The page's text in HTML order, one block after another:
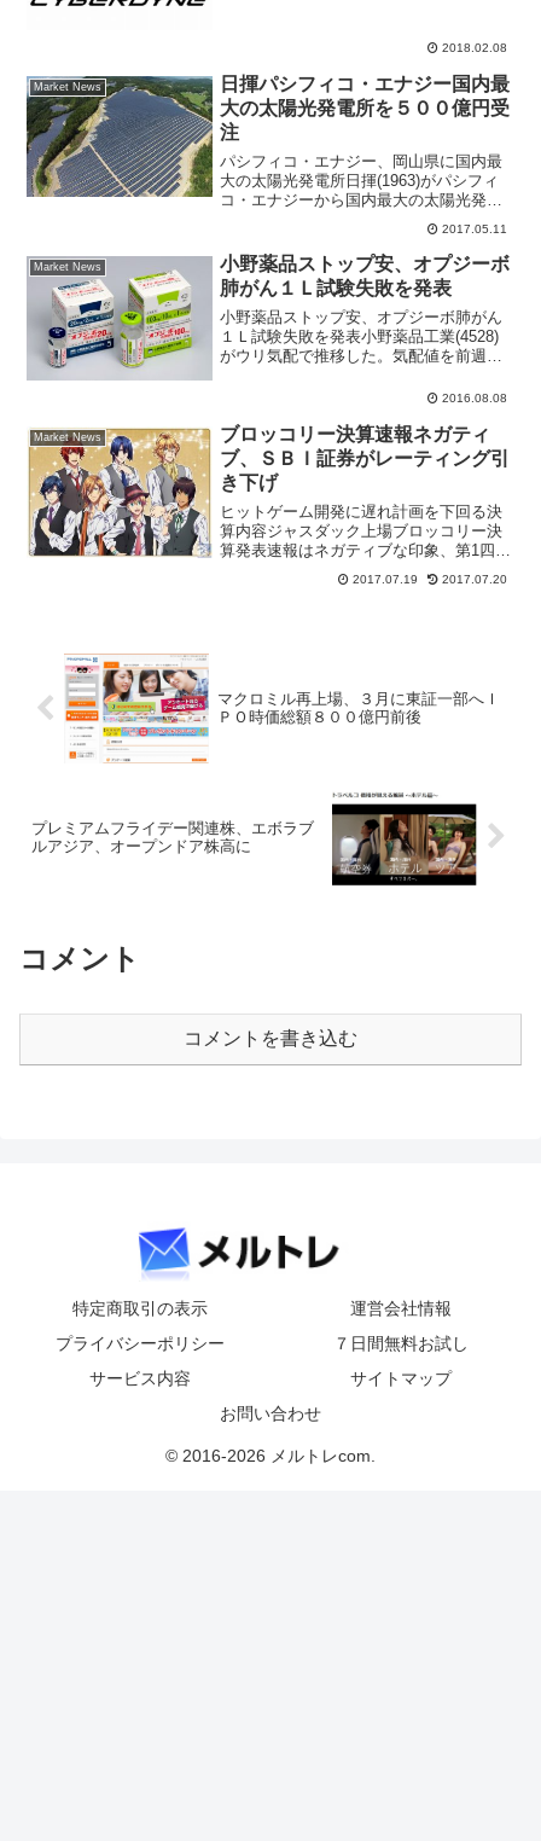
メントが同社株を大量に買っていること
2018.02.08
Market News
日揮パシフィコ・エナジー国内最
大の太陽光発電所を５００億円受
注
パシフィコ・エナジー、岡山県に国内最
大の太陽光発電所日揮(1963)がパシフィ
コ・エナジーから国内最大の太陽光発電
所を受注した。受注額は５００億円規模
で２０１９年秋に完成予定、場所は岡山
県美作市。原油価格低迷で石油精製プラ
ントなどの事業が悪...
2017.05.11
Market News
小野薬品ストップ安、オプジーボ
肺がん１Ｌ試験失敗を発表
小野薬品ストップ安、オプジーボ肺がん
１Ｌ試験失敗を発表小野薬品工業(4528)
がウリ気配で推移した。気配値を前週末
り下げ、大引けで比例配分となった。年
にOpdiv...
2016.08.08
Market News
ブロッコリー決算速報ネガティ
ブ、ＳＢＩ証券がレーティング引
き下げ
ヒットゲーム開発に遅れ計画を下回る決
算内容ジャスダック上場ブロッコリー決
算発表速報はネガティブな印象、第1四半
期は大幅減収、赤字転落となった。ＳＢ
Ｉ証券アナリストレポートでは、投資判
2017.07.19 2017.07.20
マクロミル再上場、３月に東証一部へＩ
ＰＯ時価総額８００億円前後
プレミアムフライデー関連株、エボラブ
ルアジア、オープンドア株高に
コメント
コメントを書き込む
特定商取引の表示
運営会社情報
プライバシーポリシー
７日間無料お試し
サービス内容
サイトマップ
お問い合わせ
© 2016-2026 メルトレcom.